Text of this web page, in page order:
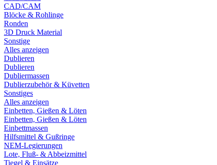
CAD/CAM
Blöcke & Rohlinge
Ronden
3D Druck Material
Sonstige
Alles anzeigen
Dublieren
Dublieren
Dubliermassen
Dublierzubehör & Küvetten
Sonstiges
Alles anzeigen
Einbetten, Gießen & Löten
Einbetten, Gießen & Löten
Einbettmassen
Hilfsmittel & Gußringe
NEM-Legierungen
Lote, Fluß- & Abbeizmittel
Tiegel & Einsätze